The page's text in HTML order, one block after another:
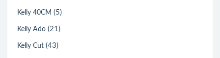
Kelly 40CM (5)
Kelly Ado (21)
Kelly Cut (43)